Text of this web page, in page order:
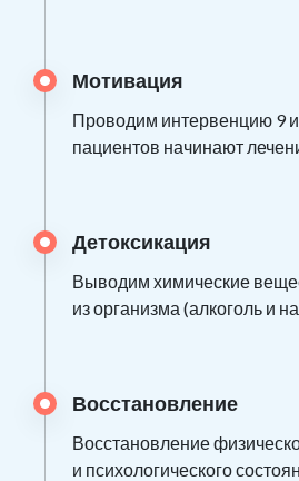
Мотивация
Проводим интервенцию 9
пациентов начинают
Детоксикация
Выводим химические
из организма (алкоголь и
Восстановление
Восстановление
и психологического